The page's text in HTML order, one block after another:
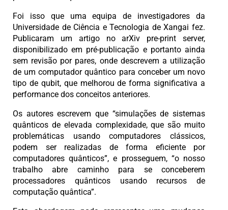
Foi isso que uma equipa de investigadores da
Universidade de Ciência e Tecnologia de Xangai fez.
Publicaram um artigo no arXiv pre-print server,
disponibilizado em pré-publicação e portanto ainda
sem revisão por pares, onde descrevem a utilização
de um computador quântico para conceber um novo
tipo de qubit, que melhorou de forma significativa a
performance dos conceitos anteriores.
Os autores escrevem que “simulações de sistemas
quânticos de elevada complexidade, que são muito
problemáticas usando computadores clássicos,
podem ser realizadas de forma eficiente por
computadores quânticos”, e prosseguem, “o nosso
trabalho abre caminho para se conceberem
processadores quânticos usando recursos de
computação quântica”.